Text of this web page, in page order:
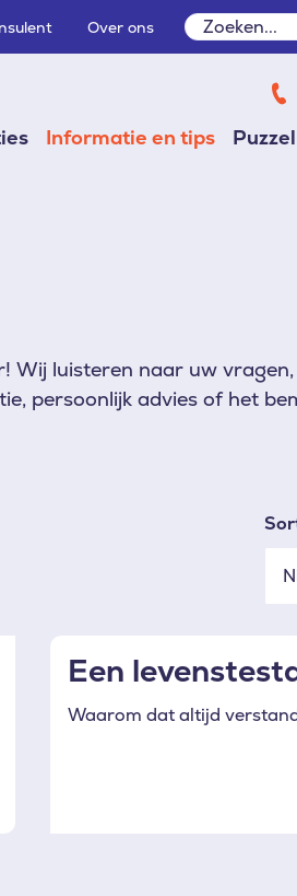
Over ons
Zoeken
Zoeken
Informatie en tips Puzzel
Wij luisteren naar uw
persoonlijk advies of het
Een
Waarom dat altijd